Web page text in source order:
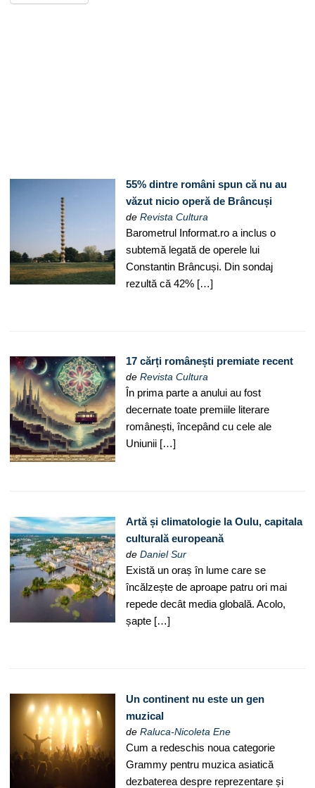
55% dintre români spun că nu au
văzut nicio operă de Brâncuși
deRevista Cultura
Barometrul Informat.ro a inclus o
subtemă legată de operele lui
Constantin Brâncuși. Din sondaj
rezultă că 42% […]
17 cărți românești premiate recent
deRevista Cultura
În prima parte a anului au fost
decernate toate premiile literare
românești, începând cu cele ale
Uniunii […]
Artă și climatologie la Oulu, capitala
culturală europeană
deDaniel Sur
Există un oraș în lume care se
încălzește de aproape patru ori mai
repede decât media globală. Acolo,
șapte […]
Un continent nu este un gen
muzical
deRaluca-Nicoleta Ene
Cum a redeschis noua categorie
Grammy pentru muzica asiatică
dezbaterea despre reprezentare și